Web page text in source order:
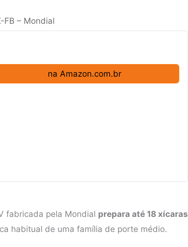
FB – Mondial
na Amazon.com.br
fabricada pela Mondial prepara até 18 xícaras
habitual de uma família de porte médio.